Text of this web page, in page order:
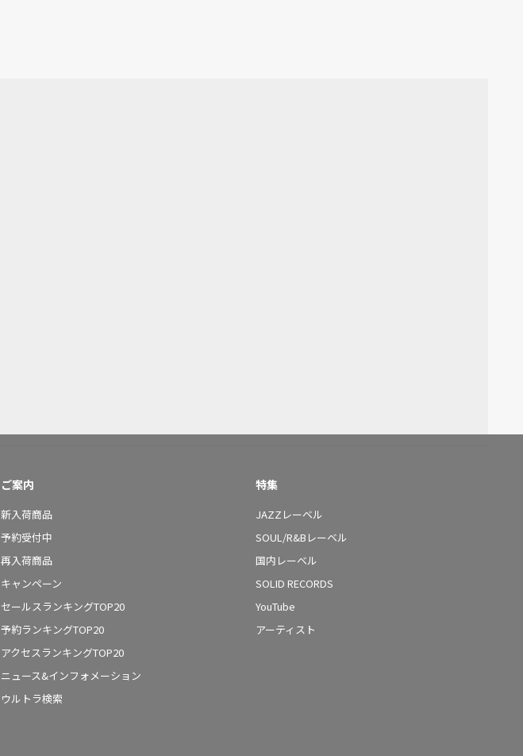
ご案内
新入荷商品
予約受付中
再入荷商品
キャンペーン
セールスランキングTOP20
予約ランキングTOP20
アクセスランキングTOP20
ニュース&インフォメーション
ウルトラ検索
特集
JAZZレーベル
SOUL/R&Bレーベル
国内レーベル
SOLID RECORDS
YouTube
アーティスト